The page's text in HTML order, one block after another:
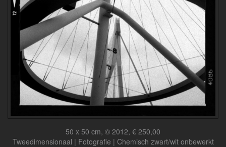
50 x 50 cm, © 2012, € 250,00
Tweedimensionaal | Fotografie | Chemisch zwart/wit onbewerkt